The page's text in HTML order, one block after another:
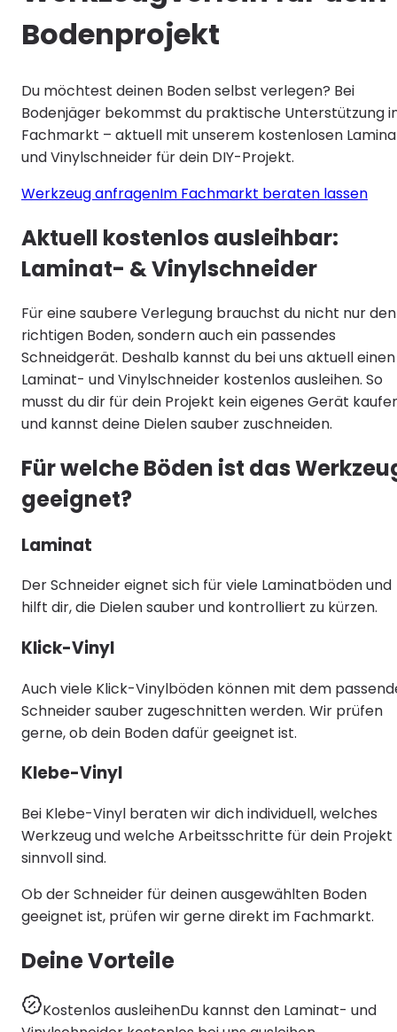
Bodenprojekt
Du möchtest deinen Boden selbst verlegen? Bei
Bodenjäger bekommst du praktische Unterstützung
Fachmarkt – aktuell mit unserem kostenlosen
und Vinylschneider für dein DIY-Projekt.
Werkzeug anfragenIm Fachmarkt beraten lassen
Aktuell kostenlos ausleihbar:
Laminat- & Vinylschneider
Für eine saubere Verlegung brauchst du nicht nur den
richtigen Boden, sondern auch ein passendes
Schneidgerät. Deshalb kannst du bei uns aktuell einen
Laminat- und Vinylschneider kostenlos ausleihen. So
musst du dir für dein Projekt kein eigenes Gerät
und kannst deine Dielen sauber zuschneiden.
Für welche Böden ist das
geeignet?
Laminat
Der Schneider eignet sich für viele Laminatböden und
hilft dir, die Dielen sauber und kontrolliert zu kürzen.
Klick-Vinyl
Auch viele Klick-Vinylböden können mit dem
Schneider sauber zugeschnitten werden. Wir prüfen
gerne, ob dein Boden dafür geeignet ist.
Klebe-Vinyl
Bei Klebe-Vinyl beraten wir dich individuell, welches
Werkzeug und welche Arbeitsschritte für dein Projekt
sinnvoll sind.
Ob der Schneider für deinen ausgewählten Boden
geeignet ist, prüfen wir gerne direkt im Fachmarkt.
Deine Vorteile
Kostenlos ausleihenDu kannst den Laminat- und